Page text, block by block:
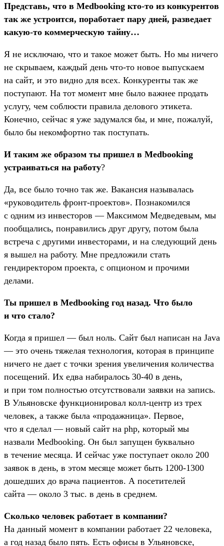
Представь, что в Medbooking кто-то из конкурентов
так же устроится, поработает пару дней, разведает
какую-то коммерческую тайну…
Я не исключаю, что и такое может быть. Но мы ничего
не скрываем, каждый день что-то новое выпускаем
на сайт, и это видно для всех. Конкуренты так же
поступают. На тот момент мне было важнее продать
услугу, чем соблюсти правила делового этикета.
Конечно, сейчас я уже задумался бы, и мне, пожалуй,
было бы некомфортно так поступать.
И таким же образом ты пришел в Medbooking
устраиваться на работу?
Да, все было точно так же. Вакансия называлась
«руководитель фронт-проектов». Познакомился
с одним из инвесторов — Максимом Медведевым, мы
пообщались, понравились друг другу, потом была
встреча с другими инвесторами, и на следующий день
я вышел на работу. Мне предложили стать
гендиректором проекта, с опционом и прочими
делами.
Ты пришел в Medbooking год назад. Что было
и что стало?
Когда я пришел — был ноль. Сайт был написан на Java
— это очень тяжелая технология, которая в принципе
ничего не дает с точки зрения увеличения количества
посещений. Их едва набиралось 30-40 в день,
и при том полностью отсутствовали заявки на запись.
В Ульяновске функционировал колл-центр из трех
человек, а также была «продажница». Первое,
что я сделал — новый сайт на php, который мы
назвали Medbooking. Он был запущен буквально
в течение месяца. И сейчас уже поступает около 200
заявок в день, в этом месяце может быть 1200-1300
дошедших до врача пациентов. А посетителей
сайта — около 3 тыс. в день в среднем.
Сколько человек работает в компании?
На данный момент в компании работает 22 человека,
а год назад было пять. Есть офисы в Ульяновске,